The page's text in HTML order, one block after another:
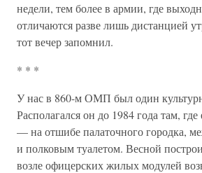
недели, тем более в армии, где
отличаются разве лишь дистанцией
тот вечер запомнил.
* * *
У нас в 860-м ОМП был один
Располагался он до 1984 года там,
— на отшибе палаточного городка,
и полковым туалетом. Весной
возле офицерских жилых модулей